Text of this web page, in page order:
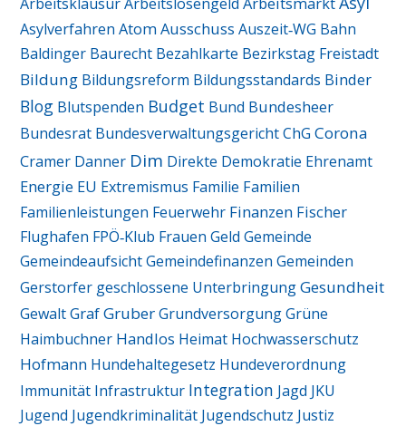
Asylverfahren Atom Ausschuss Auszeit‑WG Bahn
Baldinger Baurecht Bezahlkarte Bezirkstag Freistadt
Bildung Bildungsreform Bildungsstandards Binder
Blog Blutspenden Budget Bund Bundesheer
Bundesrat Bundesverwaltungsgericht ChG Corona
Cramer Danner Dim Direkte Demokratie Ehrenamt
Energie EU Extremismus Familie Familien
Familienleistungen Feuerwehr Finanzen Fischer
Flughafen FPÖ‑Klub Frauen Geld Gemeinde
Gemeindeaufsicht Gemeindefinanzen Gemeinden
Gerstorfer geschlossene Unterbringung Gesundheit
Gewalt GrafGruber Grundversorgung Grüne
Haimbuchner Handlos Heimat Hochwasserschutz
Hofmann Hundehaltegesetz Hundeverordnung
Immunität Infrastruktur Integration Jagd JKU
Jugend Jugendkriminalität Jugendschutz Justiz